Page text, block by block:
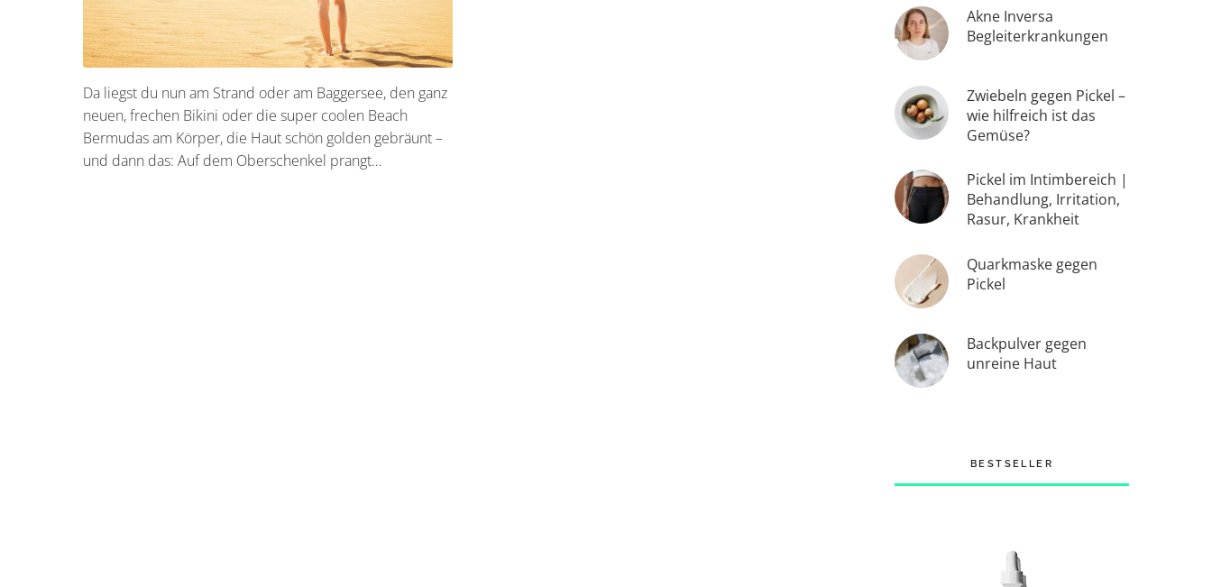
Da liegst du nun am Strand oder am Baggersee, den ganz
neuen, frechen Bikini oder die super coolen Beach
Bermudas am Körper, die Haut schön golden gebräunt –
und dann das: Auf dem Oberschenkel prangt…
Akne Inversa
Begleiterkrankungen
Zwiebeln gegen Pickel –
wie hilfreich ist das
Gemüse?
Pickel im Intimbereich |
Behandlung, Irritation,
Rasur, Krankheit
Quarkmaske gegen
Pickel
Backpulver gegen
unreine Haut
BESTSELLER